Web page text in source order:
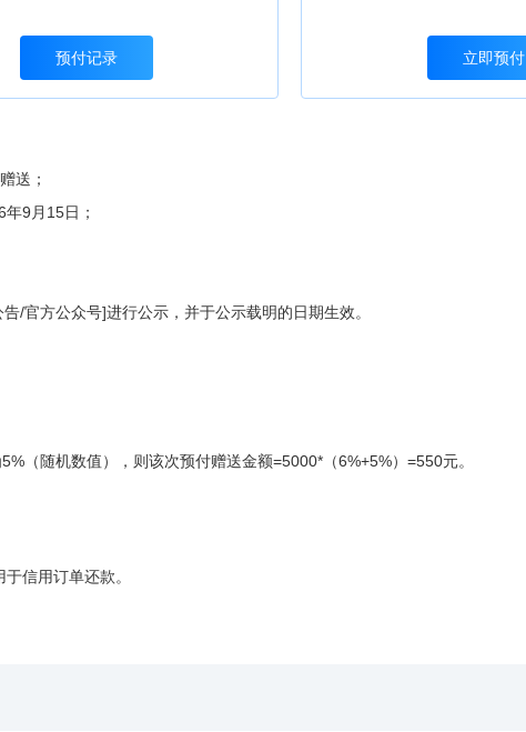
预付记录 立即预付
送；
9月15日；
/官方公众号]进行公示，并于公示载明的日期生效。
（随机数值），则该次预付赠送金额=5000*（6%+5%）=550元。
信用订单还款。